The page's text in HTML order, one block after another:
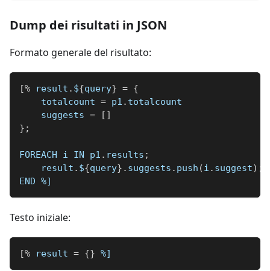
Dump dei risultati in JSON
Formato generale del risultato:
[% result . ${query} = {
    totalcount
= p1 . totalcount
    suggests
= [ ]
} ;
FOREACH i IN p1 . results ;
    result
. ${query} . suggests . push (i . suggest) ;
END %]
Testo iniziale:
[% result = {} %]